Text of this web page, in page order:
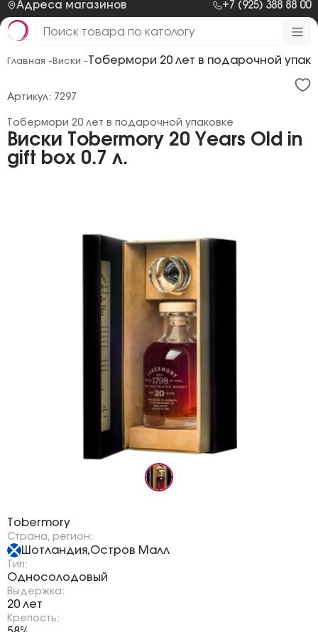
Адреса магазинов +7 (925) 388 88 00
Главная - Виски -Тобермори 20 лет в подарочной
Виски Tobermory 20 Years Old in
gift box 0.7 л.
Тобермори 20 лет в подарочной упаковке
Артикул: 7297
Tobermory
Страна, регион:
Шотландия,Остров Малл
Тип:
Односолодовый
Выдержка:
20 лет
Крепость: